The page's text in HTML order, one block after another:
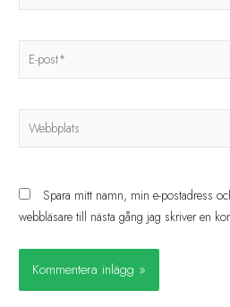
Spara mitt namn, min e-postadress
webbläsare till nästa gång jag skriver en